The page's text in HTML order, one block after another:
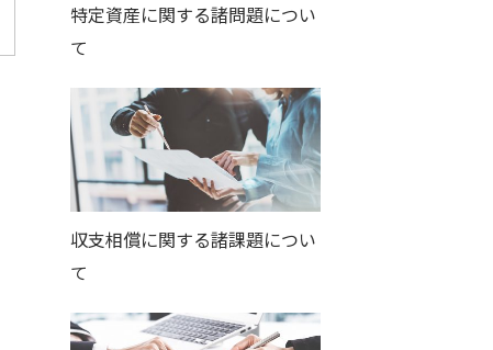
特定資産に関する諸問題につい
て
収支相償に関する諸課題につい
て